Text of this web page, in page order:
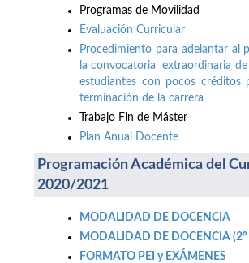
Programas de Movilidad
Evaluación Curricular
Procedimiento para adelantar al
la convocatoria extraordinaria
estudiantes con pocos créditos
terminación de la carrera
Trabajo Fin de Máster
Plan Anual Docente
Programación Académica del
2020/2021
MODALIDAD DE DOCENCIA
MODALIDAD DE DOCENCIA (2º
FORMATO PEI y EXÁMENES